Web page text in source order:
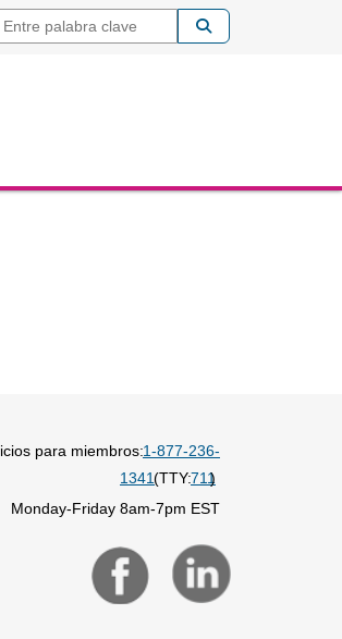
Entre palabra
para miembros:1-877-236-
1341(TTY:711)
Monday-Friday 8am-7pm EST